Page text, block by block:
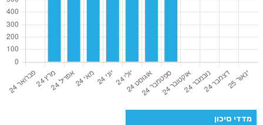
מדדי סיכון